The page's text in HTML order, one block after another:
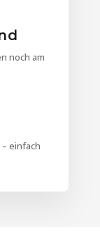
noch am
einfach